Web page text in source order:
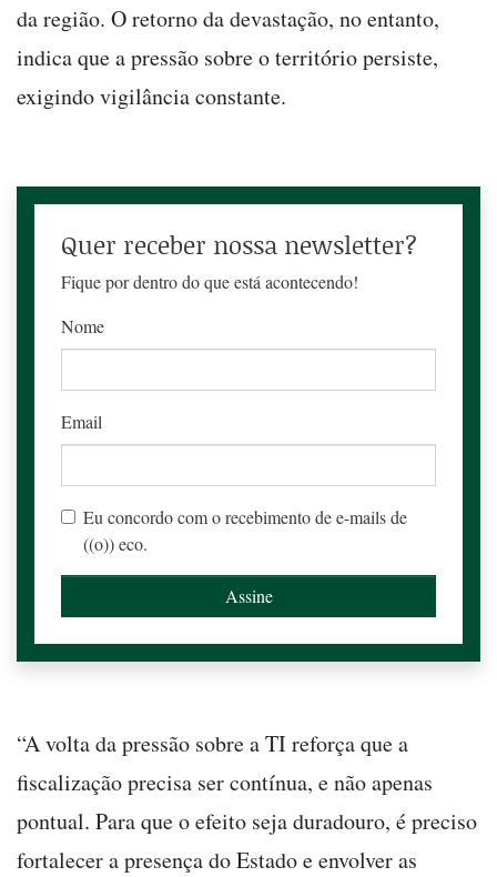
da região. O retorno da devastação, no entanto,
indica que a pressão sobre o território persiste,
exigindo vigilância constante.
Quer receber nossa newsletter?
Fique por dentro do que está acontecendo!
Nome
Email
Eu concordo com o recebimento de e-mails de
((o)) eco.
“A volta da pressão sobre a TI reforça que a
fiscalização precisa ser contínua, e não apenas
pontual. Para que o efeito seja duradouro, é preciso
fortalecer a presença do Estado e envolver as